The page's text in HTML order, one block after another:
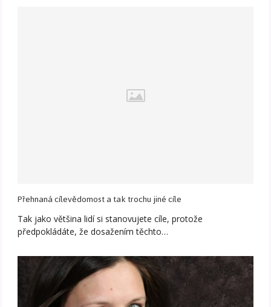
Přehnaná cílevědomost a tak trochu jiné cíle
Tak jako většina lidí si stanovujete cíle, protože
předpokládáte, že dosažením těchto…